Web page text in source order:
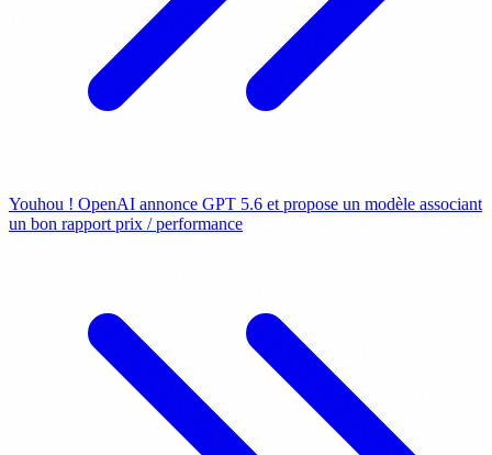
Youhou ! OpenAI annonce GPT 5.6 et propose un modèle associant
un bon rapport prix / performance